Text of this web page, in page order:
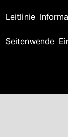
Leitlinie
Seitenwende